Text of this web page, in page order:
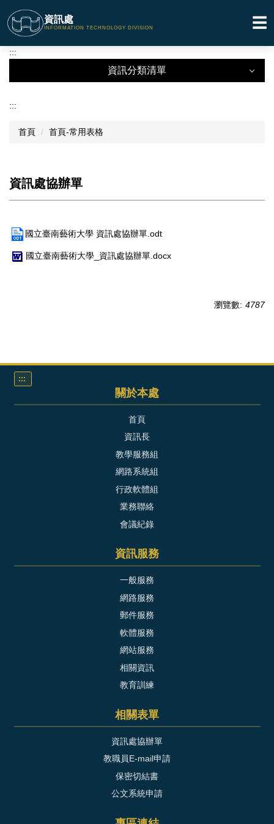
到
主
要
內
資訊處
INFORMATION TECHNOLOGY DIVISION ☰
:::
資訊分類清單
關於本處
相關表格
:::
首頁 首頁-常用表格
資訊處協辦單
國立臺南藝術大學 資訊處協辦單.odt
國立臺南藝術大學_資訊處協辦單.docx
瀏覽數: 4787
:::
關於本處
首頁
資訊長
教學服務組
網路系統組
行政軟體組
業務聯絡
會議紀錄
資訊服務
一般服務
網路服務
郵件服務
軟體服務
網站服務
相關資訊
教育訓練
相關表單
資訊處協辦單
教職員E-mail申請
保密切結書
公文系統申請